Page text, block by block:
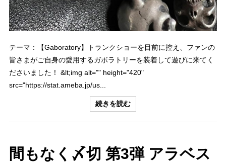
テーマ：【Gaboratory】トランクショーを目前に控え、ファンの
皆さまがご自身の愛用するガボラトリーを装着して遊びに来てく
ださいました！ &lt;img alt="" height="420"
src="https://stat.ameba.jp/us...
続きを読む
間もなく〆切 第3弾 アラベス